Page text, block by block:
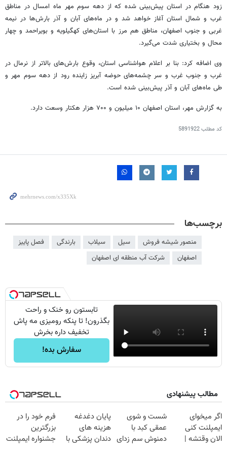
زود هنگام در استان پیش‌بینی شده که از دهه سوم مهر ماه امسال در مناطق
غرب و شمال استان آغاز خواهد شد و در ماه‌های آبان و آذر بارش‌ها در نیمه
غربی و جنوب اصفهان، مناطق هم مرز با استان‌های کهگیلویه و بویراحمد و چهار
محال و بختیاری شدت می‌گیرد.
وی اضافه کرد: بنا بر اعلام هواشناسی استان، وقوع بارش‌های بالاتر از نرمال در
غرب و جنوب غرب و سر چشمه‌های حوضه آبریز زاینده رود از دهه سوم مهر و
طی ماه‌های آبان و آذر پیش‌بینی شده است.
به گزارش مهر، استان اصفهان ۱۰ میلیون و ۷۰۰ هزار هکتار وسعت دارد.
کد مطلب5891922
برچسب‌ها
منصور شیشه فروش سیل سیلاب بارندگی
فصل پاییز
اصفهان
شرکت آب منطقه ای اصفهان
تابستون رو خنک و راحت
بگذرون! تا پنکه رومیزی مه پاش
تخفیف داره بخرش
سفارش بده!
مطالب پیشنهادی
اگر میخوای
ایمپلنت کنی
الان وقتشه |
شست و شوی
عمقی کبد با
دمنوش سم زدای
پایان دغدغه
هزینه های
دندان پزشکی با
فرم خود را در
بزرگترین
جشنواره ایمپلنت